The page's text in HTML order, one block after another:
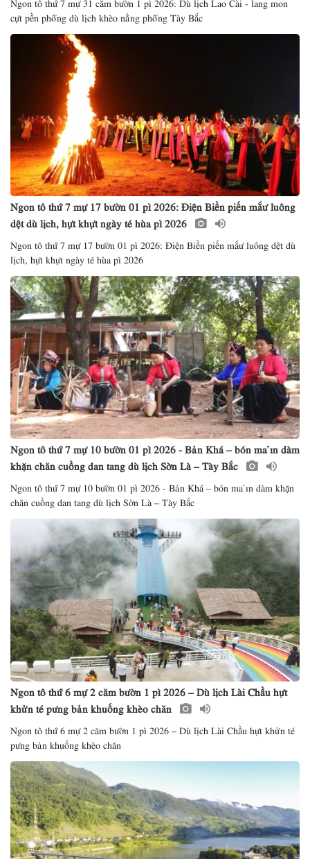
cựt pền phổng dù lịch khèo nẳng phổng Tày Bắc
Ngon tô thứ 7 mự 17 bườn 01 pì 2026: Điện Biền piến mắư luông
dệt dù lịch, hựt khựt ngày té hùa pì 2026
Ngon tô thứ 7 mự 17 bườn 01 pì 2026: Điện Biền piến mắư luông dệt dù
lịch, hựt khựt ngày té hùa pì 2026
Ngon tô thứ 7 mự 10 bườn 01 pì 2026 - Bản Khá – bón ma ỉn dàm
khặn chăn cuồng dan tang dù lịch Sờn Là – Tày Bắc
Ngon tô thứ 7 mự 10 bườn 01 pì 2026 - Bản Khá – bón ma ỉn dàm khặn
chăn cuồng dan tang dù lịch Sờn Là – Tày Bắc
Ngon tô thứ 6 mự 2 căm bườn 1 pì 2026 – Dù lịch Lài Chầu hựt
khửn té pưng bản khuống khèo chăn
Ngon tô thứ 6 mự 2 căm bườn 1 pì 2026 – Dù lịch Lài Chầu hựt khửn té
pưng bản khuống khèo chăn